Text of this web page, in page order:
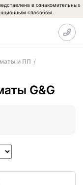
в ознакомительных
способом.
и ПП
G&G